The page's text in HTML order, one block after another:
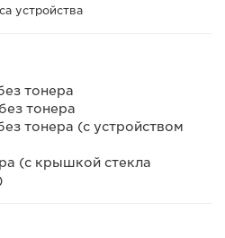
устройства
тонера
тонера
тонера (с устройством
(с крышкой стекла